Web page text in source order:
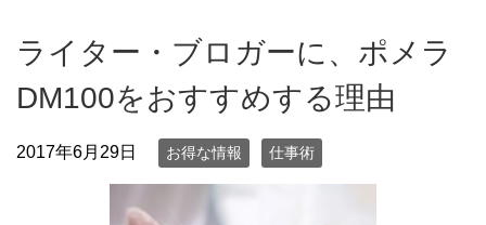
ライター・ブロガーに、ポメラ
DM100をおすすめする理由
2017年6月29日 お得な情報 仕事術